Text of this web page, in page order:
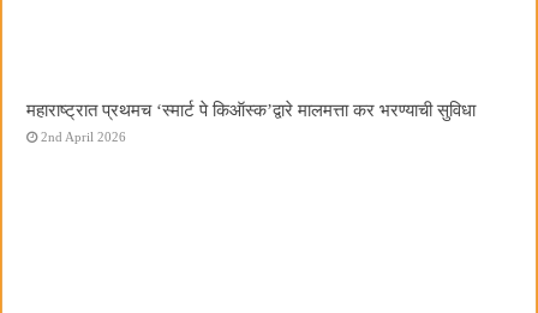
महाराष्ट्रात प्रथमच ‌‘स्मार्ट पे किऑस्क‌’द्वारे मालमत्ता कर भरण्याची सुविधा
2nd April 2026